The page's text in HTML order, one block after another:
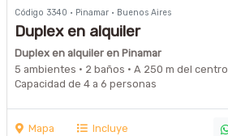
Código 3340 · Pinamar · Buenos Aires
Duplex en alquiler
Duplex en alquiler en Pinamar
5 ambientes · 2 baños · A 250 m del centro
Capacidad de 4 a 6 personas
Mapa Incluye